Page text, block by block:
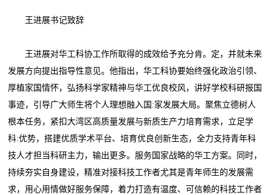
王进展书记致辞
王进展对华工科协工作所取得的成效给予充分肯。定，并就未来
发展方向提出指导性意见。他指出，华工科协要始终强化政治引领、
厚植家国情怀，弘扬科学家精神与华工优良校风，讲好学校科研报国
事迹，引导广大师生将个人理想融入国:家发展大局。聚焦立德树人
根本任务，紧扣大湾区高质量发展与新质生产力培育需求，立足学
科:优势，搭建优质学术平台、培育优良创新生态，全力支持青年科
技人才担当科研主力，输出更多。服务国家战略的华工方案。同时，
持续夯实自身建设，精准对接科技工作者尤其是青年师生的发展需
求，用心用情做好服务保障，着力打造有温度、可信赖的科技工作者